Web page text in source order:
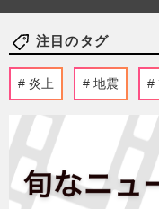
注目のタグ
炎上 地震